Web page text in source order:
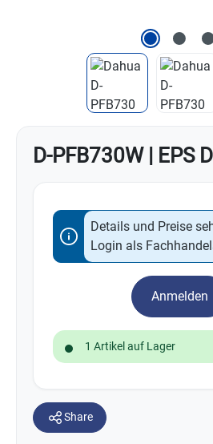
D-PFB730W | EPS
Details und Preise
Login als
Anmelden
1 Artikel auf Lager
Share